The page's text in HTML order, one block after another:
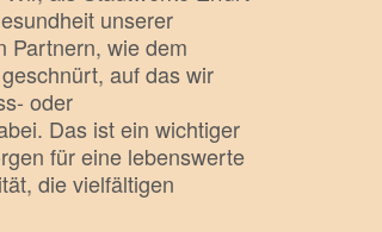
unserer
Partnern, wie dem
auf das wir
oder
Das ist ein wichtiger
für eine lebenswerte
die vielfältigen